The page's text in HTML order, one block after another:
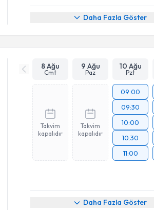
Daha Fazla Göster
8 Ağu
Cmt
9 Ağu
Paz
10 Ağu
Pzt
Takvim
kapalıdır
Takvim
kapalıdır
09:00
09:30
10:00
10:30
11:00
Daha Fazla Göster